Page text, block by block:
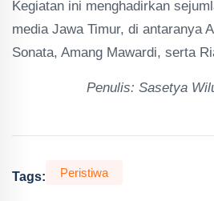
Kegiatan ini menghadirkan
media Jawa Timur, di antaranya
Sonata, Amang Mawardi, serta
Penulis: Sasetya
Tags: Peristiwa